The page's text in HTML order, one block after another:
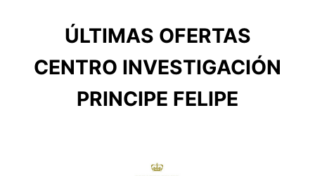
ÚLTIMAS OFERTAS
CENTRO INVESTIGACIÓN
PRINCIPE FELIPE